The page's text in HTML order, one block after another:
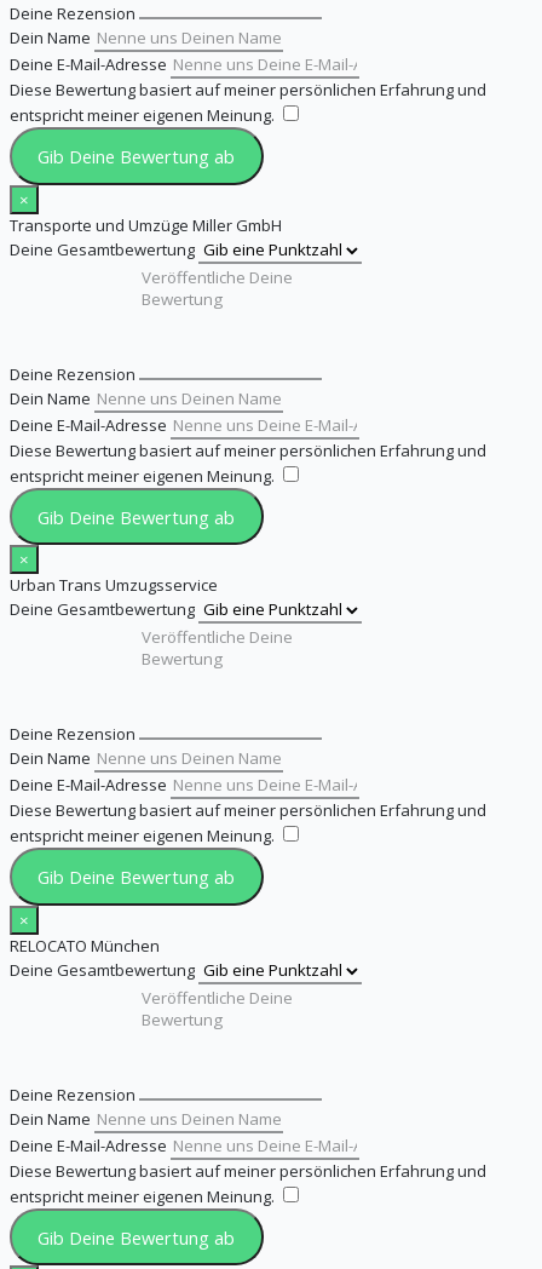
Deine Rezension
Dein Name
Deine E-Mail-Adresse
Diese Bewertung basiert auf meiner persönlichen Erfahrung und
entspricht meiner eigenen Meinung.
Gib Deine Bewertung ab
×
Transporte und Umzüge Miller GmbH
Deine Gesamtbewertung
Deine Rezension
Dein Name
Deine E-Mail-Adresse
Diese Bewertung basiert auf meiner persönlichen Erfahrung und
entspricht meiner eigenen Meinung.
Gib Deine Bewertung ab
×
Urban Trans Umzugsservice
Deine Gesamtbewertung
Deine Rezension
Dein Name
Deine E-Mail-Adresse
Diese Bewertung basiert auf meiner persönlichen Erfahrung und
entspricht meiner eigenen Meinung.
Gib Deine Bewertung ab
×
RELOCATO München
Deine Gesamtbewertung
Deine Rezension
Dein Name
Deine E-Mail-Adresse
Diese Bewertung basiert auf meiner persönlichen Erfahrung und
entspricht meiner eigenen Meinung.
Gib Deine Bewertung ab